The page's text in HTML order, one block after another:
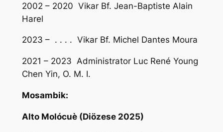
2002 – 2020 Vikar Bf. Jean-Baptiste Alain
Harel
2023 – . . . . Vikar Bf. Michel Dantes Moura
2021 – 2023 Administrator Luc René Young
Chen Yin, O. M. I.
Mosambik:
Alto Molócuè (Diözese 2025)